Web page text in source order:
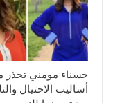
حسناء مومني تحذر
أساليب الاحتيال